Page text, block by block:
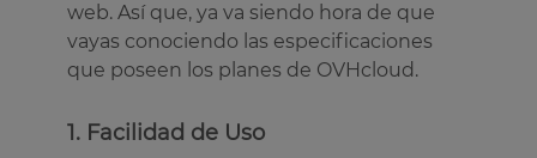
web. Así que, ya va siendo hora de que
vayas conociendo las especificaciones
que poseen los planes de OVHcloud.
1. Facilidad de Uso